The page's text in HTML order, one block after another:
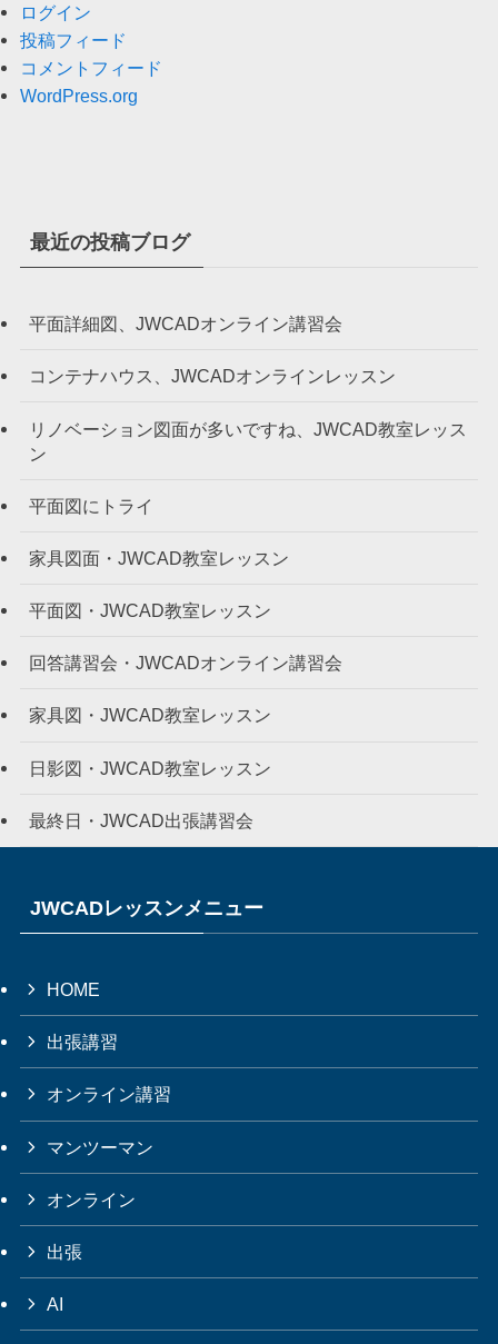
ログイン
投稿フィード
コメントフィード
WordPress.org
最近の投稿ブログ
平面詳細図、JWCADオンライン講習会
コンテナハウス、JWCADオンラインレッスン
リノベーション図面が多いですね、JWCAD教室レッス
ン
平面図にトライ
家具図面・JWCAD教室レッスン
平面図・JWCAD教室レッスン
回答講習会・JWCADオンライン講習会
家具図・JWCAD教室レッスン
日影図・JWCAD教室レッスン
最終日・JWCAD出張講習会
JWCADレッスンメニュー
HOME
出張講習
オンライン講習
マンツーマン
オンライン
出張
AI